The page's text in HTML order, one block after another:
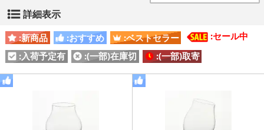
詳細表示
:新商品 :おすすめ :ベストセラー
:セール中
:入荷予定有
:(一部)在庫切 :(一部)取寄